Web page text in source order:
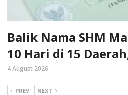
Balik Nama SHM
10 Hari di 15
4 August 2026
PREV NEXT